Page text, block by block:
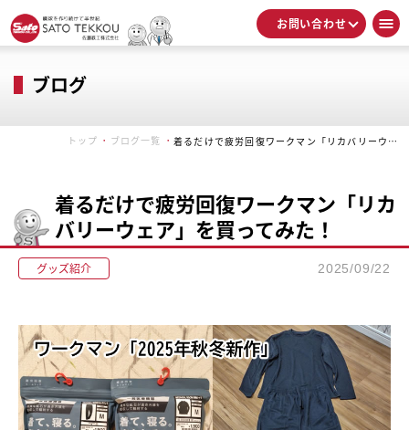
お問い合わせ
ブログ
トップ ブログ一覧 着るだけで疲労回復ワークマン「リカバリーウェア」を買ってみた！
着るだけで疲労回復ワークマン「リカ
バリーウェア」を買ってみた！
グッズ紹介 2025/09/22